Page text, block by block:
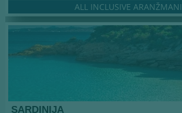
ALL INCLUSIVE ARANŽMANI
SARDINIJA